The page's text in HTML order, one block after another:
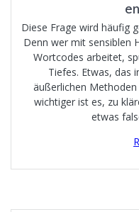
Diese Frage wird häufig
Denn wer mit sensiblen
Wortcodes arbeitet,
Tiefes. Etwas, das
äußerlichen
wichtiger ist es, zu
etwas